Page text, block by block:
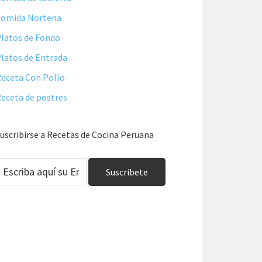
Nortena
de Fondo
de Entrada
Con Pollo
de postres
a Recetas de Cocina Peruana